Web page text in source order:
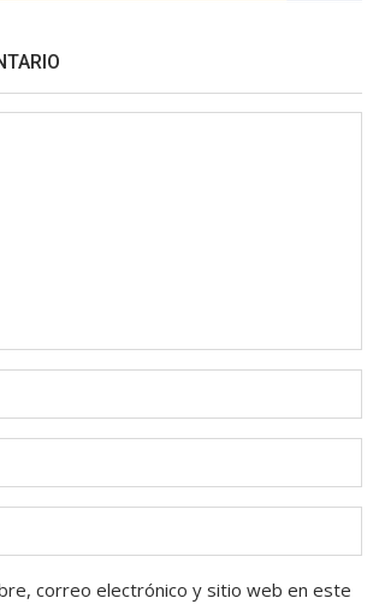
correo electrónico y sitio web en este